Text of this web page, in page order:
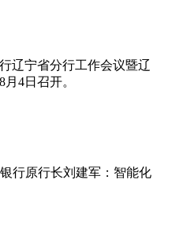
辽宁省分行工作会议暨辽
4日召开。
行原行长刘建军：智能化